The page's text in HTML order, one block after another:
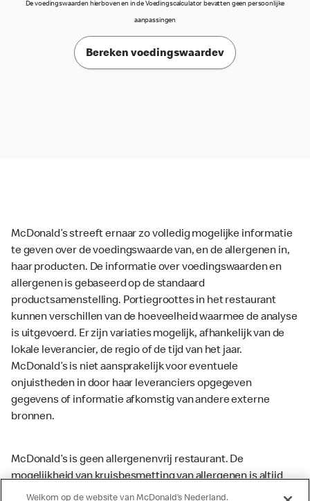
De voedingswaarden hierboven en in de Voedingscalculator bevatten geen persoonlijke
aanpassingen
Bereken voedingswaardev
McDonald’s streeft ernaar zo volledig mogelijke informatie
te geven over de voedingswaarde van, en de allergenen in,
haar producten. De informatie over voedingswaarden en
allergenen is gebaseerd op de standaard
productsamenstelling. Portiegroottes in het restaurant
kunnen verschillen van de hoeveelheid waarmee de analyse
is uitgevoerd. Er zijn variaties mogelijk, afhankelijk van de
lokale leverancier, de regio of de tijd van het jaar.
McDonald’s is niet aansprakelijk voor eventuele
onjuistheden in door haar leveranciers opgegeven
gegevens of informatie afkomstig van andere externe
bronnen.
McDonald’s is geen allergenenvrij restaurant. De
mogelijkheid van kruisbesmetting van allergenen is altijd
aanwezig. McDonald’s kan zodoende niet garanderen dat
Welkom op de website van McDonald’s Nederland.